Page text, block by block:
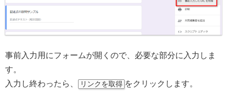
事前入力用にフォームが開くので、必要な部分に入力しま
す。
入力し終わったら、
リンクを取得 をクリックします。